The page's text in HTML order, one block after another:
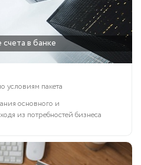
в банке
условиям пакета
основного и
из потребностей бизнеса